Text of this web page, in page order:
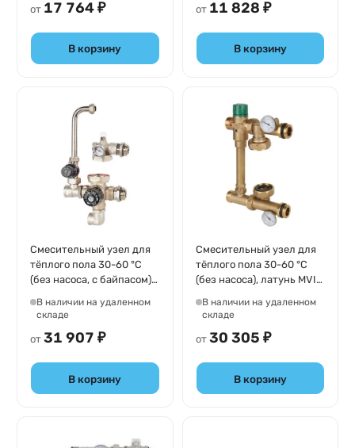
SDG-0120-005010
от 17 764 ₽
В корзину
от 11 828 ₽
В корзину
Смесительный узел для
тёплого пола 30-60 °С
(без насоса, с байпасом),
Stout SDG-0120-002000
В наличии на удаленном
складе
от 31 907 ₽
В корзину
Смесительный узел для
тёплого пола 30-60 °C
(без насоса), латунь MVI
В наличии на удаленном
складе
от 30 305 ₽
В корзину